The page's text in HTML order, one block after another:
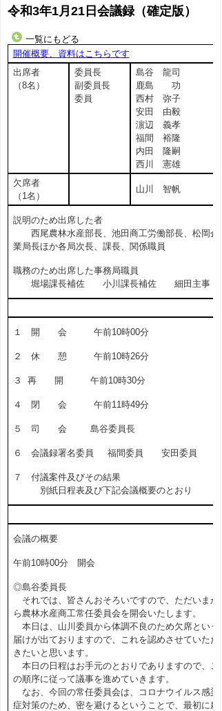
令和3年1月21日会議録（確定版）
一覧にもどる
開催概要、資料はこちらです
出席者
（8名）
委員長
副委員長
委員
島谷 龍司
鹿島 功
西村 弥子
安田 由毅
濵辺 義孝
福間 裕隆
内田 隆嗣
西川 憲雄
欠席者
（1名）
山川 智帆
説明のため出席した者
西尾農林水産部長、池田商工労働部長、松岡企
業局長ほか各局次長、課長、関係職員
職務のため出席した事務局職員
堀場課長補佐 小川課長補佐 細田主事
１ 開 会 午前10時00分
２ 休 憩 午前10時26分
３ 再 開 午前10時30分
４ 閉 会 午前11時49分
５ 司 会 島谷委員長
６ 会議録署名委員 福間委員 安田委員
７ 付議案件及びその結果
別紙日程表及び下記会議概要のとおり
会議の概要
午前10時00分 開会
◎島谷委員長
それでは、皆さんおそろいですので、ただいまか
ら農林水産商工常任委員会を開会いたします。
本日は、山川委員から体調不良のため欠席という
届けが出ておりますので、これを認めさせていただ
きたいと思います。
本日の日程はお手元のとおりでありますので、こ
の順序に従って議事を進めていきます。
なお、今回の常任委員会は、コロナウイルス感染
症対策のため、密を避けるということで、最初に農